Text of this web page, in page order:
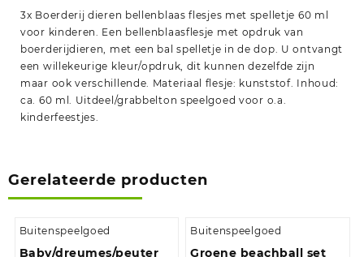
3x Boerderij dieren bellenblaas flesjes met spelletje 60 ml
voor kinderen. Een bellenblaasflesje met opdruk van
boerderijdieren, met een bal spelletje in de dop. U ontvangt
een willekeurige kleur/opdruk, dit kunnen dezelfde zijn
maar ook verschillende. Materiaal flesje: kunststof. Inhoud:
ca. 60 ml. Uitdeel/grabbelton speelgoed voor o.a.
kinderfeestjes.
Gerelateerde producten
Buitenspeelgoed
Baby/dreumes/peuter
Buitenspeelgoed
Groene beachball set